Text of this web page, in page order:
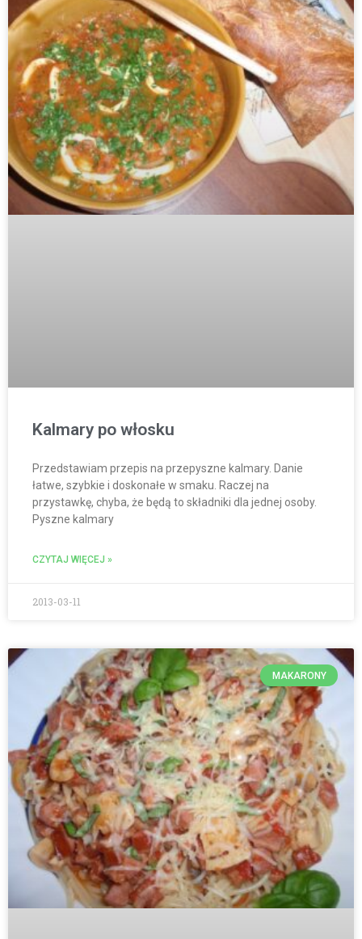
Kalmary po włosku
Przedstawiam przepis na przepyszne kalmary. Danie
łatwe, szybkie i doskonałe w smaku. Raczej na
przystawkę, chyba, że będą to składniki dla jednej osoby.
Pyszne kalmary
CZYTAJ WIĘCEJ »
2013-03-11
MAKARONY